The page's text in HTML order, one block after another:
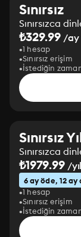
Sınırsız
Sınırsızca
₺329.99 /ay
1 hesap
Sınırsız erişim
İstediğin
Sınırsız
Sınırsızca
₺1979.99/yıl
6 ay öde, 12 ay
1 hesap
Sınırsız erişim
İstediğin